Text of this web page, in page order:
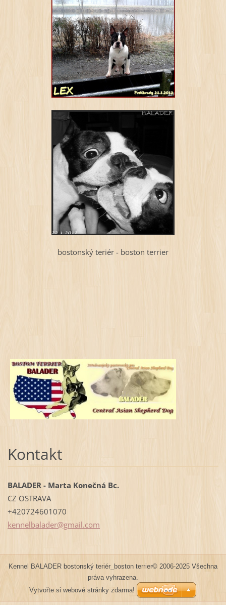
bostonský teriér - boston terrier
Kontakt
BALADER - Marta Konečná Bc.
CZ OSTRAVA
+420724601070
kennelbalader@gmail.com
Kennel BALADER bostonský teriér_boston terrier© 2006-2025 Všechna
práva vyhrazena.
Vytvořte si webové stránky zdarma!